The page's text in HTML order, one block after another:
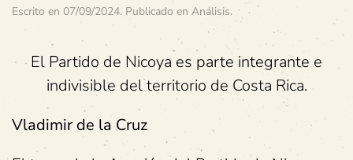
Escrito en 07/09/2024. Publicado en Análisis.
El Partido de Nicoya es parte integrante e
indivisible del territorio de Costa Rica.
Vladimir de la Cruz